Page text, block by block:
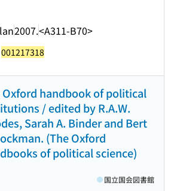
2007.<A311-B70>
001217318
Oxford handbook of political
/ edited by R.A.W.
Sarah A. Binder and Bert
(The Oxford
of political science)
国立国会図書館